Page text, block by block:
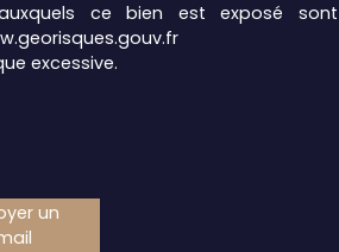
ce bien est exposé sont
excessive.
un